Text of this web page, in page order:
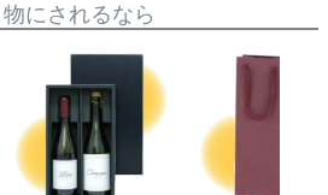
にされるなら